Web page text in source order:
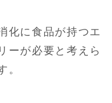
化に食品が持つエ
ーが必要と考えら
。